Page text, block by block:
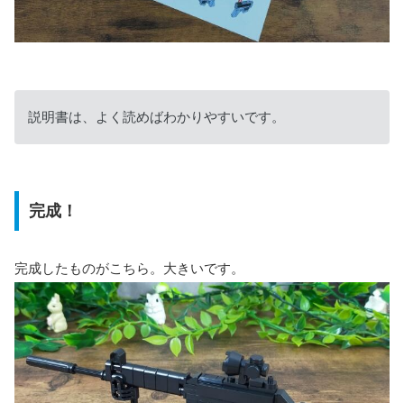
説明書は、よく読めばわかりやすいです。
完成！
完成したものがこちら。大きいです。